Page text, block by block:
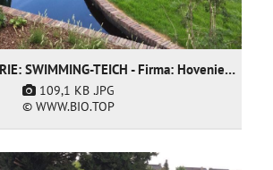
4. Platz - KATEGORIE: SWIMMING-TEICH - Firma: Hoveniersgebroeders BVBA (nur nominiert)
109,1 KB .JPG
© WWW.BIO.TOP